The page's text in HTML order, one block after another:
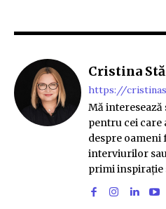
Cristina
https://
Mă interesează
pentru cei care
despre oameni
interviurilor
primi inspirație